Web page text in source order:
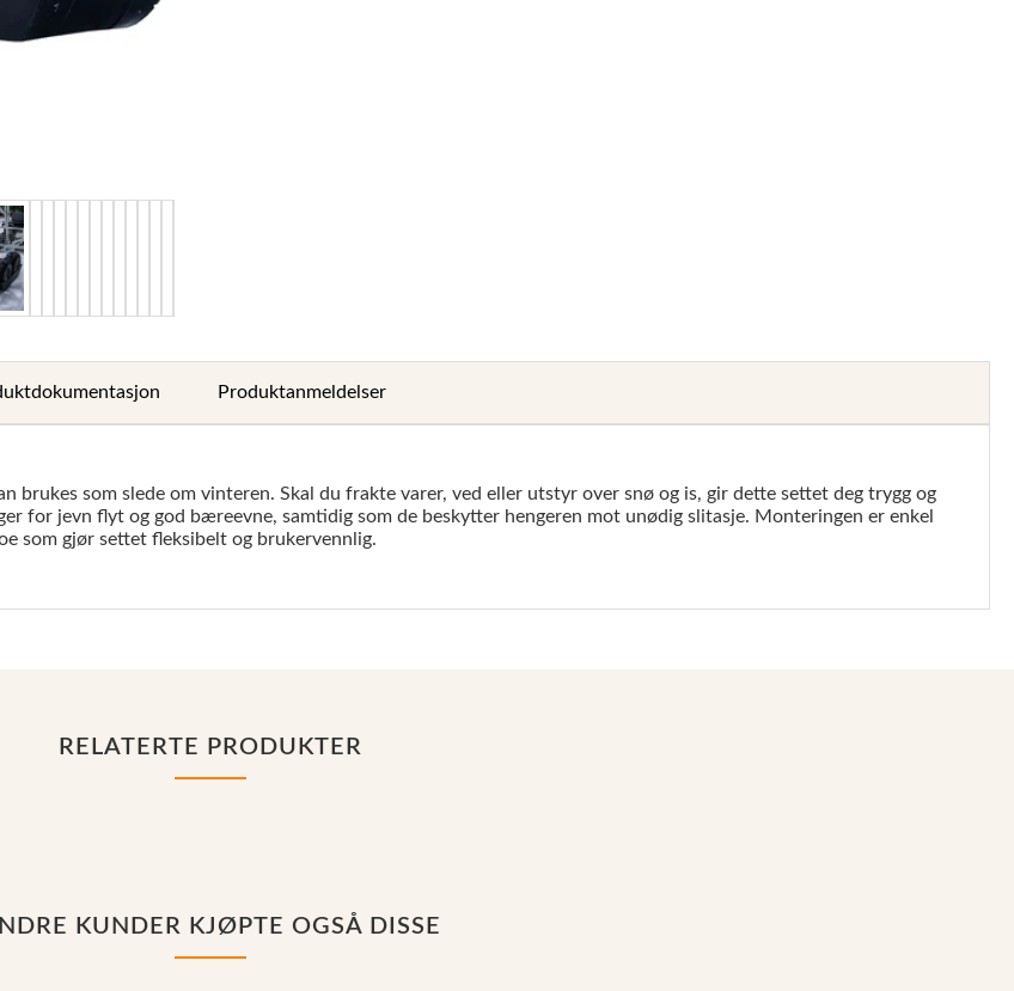
Produktanmeldelser
brukes som slede om vinteren. Skal du frakte varer, ved eller utstyr over snø og is, gir dette settet deg trygg og
for jevn flyt og god bæreevne, samtidig som de beskytter hengeren mot unødig slitasje. Monteringen er enkel
som gjør settet fleksibelt og brukervennlig.
RELATERTE PRODUKTER
KUNDER KJØPTE OGSÅ DISSE